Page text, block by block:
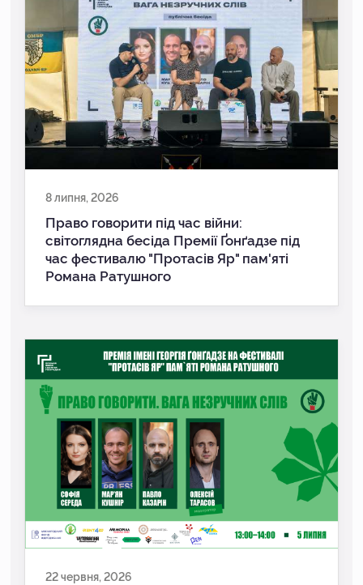
8 липня, 2026
Право говорити під час війни:
світоглядна бесіда Премії Ґонґадзе під
час фестивалю "Протасів Яр" пам'яті
Романа Ратушного
22 червня, 2026